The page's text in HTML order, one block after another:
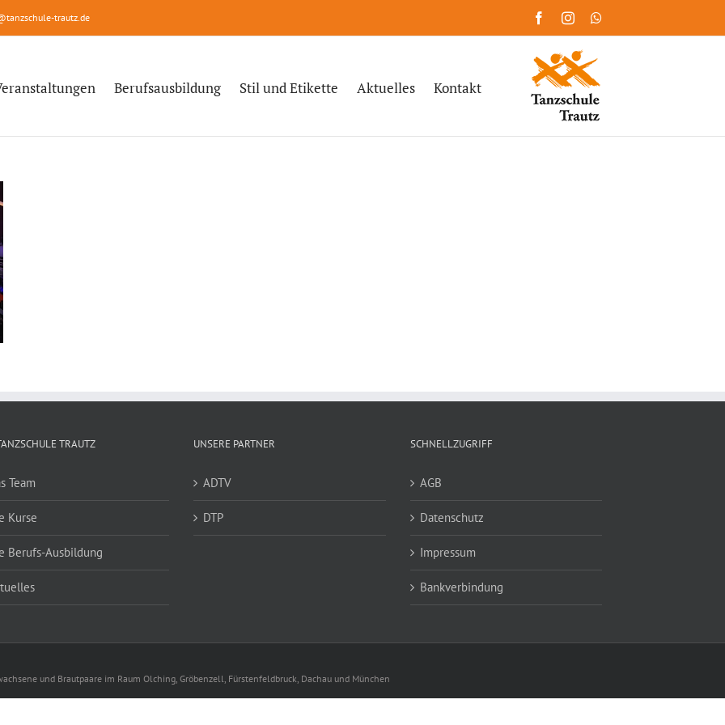
trautz.de FacebookInstagram
Berufsausbildung Stil und Etikette Aktuelles Kontakt
TRAUTZ
Team
Kurse
Berufs-Ausbildung
UNSERE PARTNER
ADTV
DTP
SCHNELLZUGRIFF
AGB
Datenschutz
Impressum
Bankverbindung
und Brautpaare im Raum Olching, Gröbenzell, Fürstenfeldbruck, Dachau und München